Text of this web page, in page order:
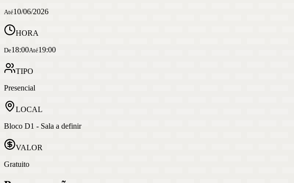
Até10/06/2026
HORA
De18:00Até19:00
TIPO
Presencial
LOCAL
Bloco D1 - Sala a definir
VALOR
Gratuito